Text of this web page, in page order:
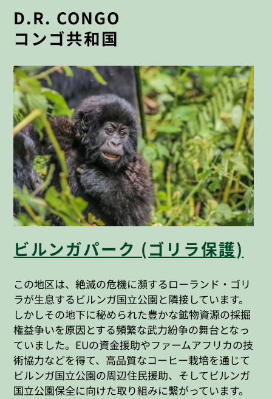
D.R. CONGO
コンゴ共和国
ビルンガパーク (ゴリラ保護)
この地区は、絶滅の危機に瀕するローランド・ゴリ
ラが生息するビルンガ国立公園と隣接しています。
しかしその地下に秘められた豊かな鉱物資源の採掘
権益争いを原因とする頻繁な武力紛争の舞台となっ
ていました。EUの資金援助やファームアフリカの技
術協力などを得て、高品質なコーヒー栽培を通じて
ビルンガ国立公園の周辺住民援助、そしてビルンガ
国立公園保全に向けた取り組みに繋がっています。